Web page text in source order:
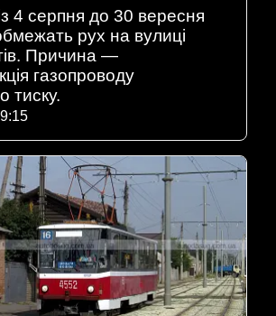
4 серпня до 30 вересня
рух на вулиці
Причина —
газопроводу
тиску.